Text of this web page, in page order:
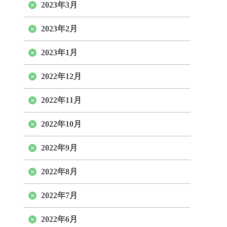
2023年3月
2023年2月
2023年1月
2022年12月
2022年11月
2022年10月
2022年9月
2022年8月
2022年7月
2022年6月